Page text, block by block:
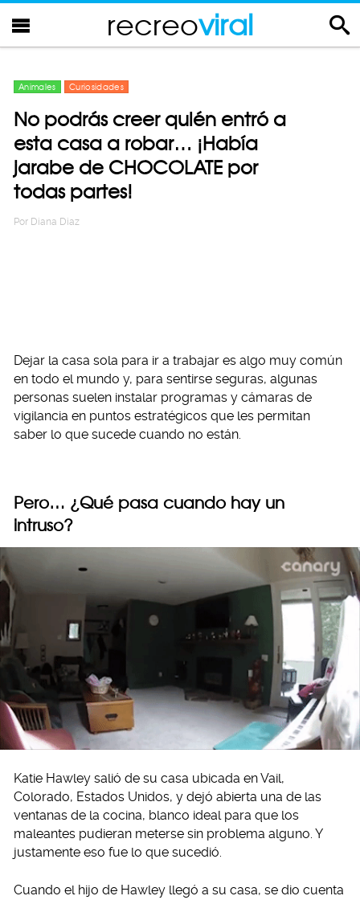
recreoviral
Animales Curiosidades
No podrás creer quién entró a
esta casa a robar… ¡Había
jarabe de CHOCOLATE por
todas partes!
Por Diana Diaz
Dejar la casa sola para ir a trabajar es algo muy común
en todo el mundo y, para sentirse seguras, algunas
personas suelen instalar programas y cámaras de
vigilancia en puntos estratégicos que les permitan
saber lo que sucede cuando no están.
Pero… ¿Qué pasa cuando hay un
intruso?
Katie Hawley salió de su casa ubicada en Vail,
Colorado, Estados Unidos, y dejó abierta una de las
ventanas de la cocina, blanco ideal para que los
maleantes pudieran meterse sin problema alguno. Y
justamente eso fue lo que sucedió.
Cuando el hijo de Hawley llegó a su casa, se dio cuenta